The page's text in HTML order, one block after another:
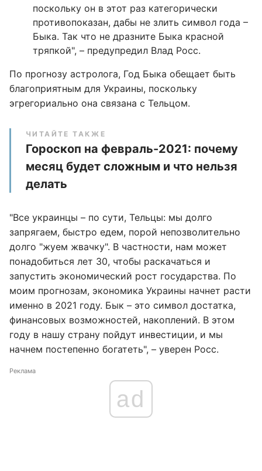
поскольку он в этот раз категорически
противопоказан, дабы не злить символ года –
Быка. Так что не дразните Быка красной
тряпкой", – предупредил Влад Росс.
По прогнозу астролога, Год Быка обещает быть
благоприятным для Украины, поскольку
эгрегориально она связана с Тельцом.
ЧИТАЙТЕ ТАКЖЕ
Гороскоп на февраль-2021: почему
месяц будет сложным и что нельзя
делать
"Все украинцы – по сути, Тельцы: мы долго
запрягаем, быстро едем, порой непозволительно
долго "жуем жвачку". В частности, нам может
понадобиться лет 30, чтобы раскачаться и
запустить экономический рост государства. По
моим прогнозам, экономика Украины начнет расти
именно в 2021 году. Бык – это символ достатка,
финансовых возможностей, накоплений. В этом
году в нашу страну пойдут инвестиции, и мы
начнем постепенно богатеть", – уверен Росс.
Реклама
ad